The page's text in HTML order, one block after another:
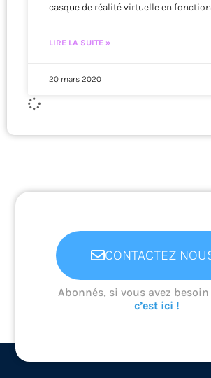
casque de réalité virtuelle en
LIRE LA SUITE »
20 mars 2020
CONTACTEZ
Abonnés, si vous avez
c’est ici !